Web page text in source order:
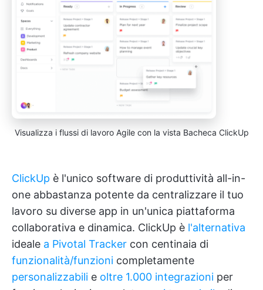
Visualizza i flussi di lavoro Agile con la vista Bacheca ClickUp
ClickUp è l'unico software di produttività all-in-
one abbastanza potente da centralizzare il tuo
lavoro su diverse app in un'unica piattaforma
collaborativa e dinamica. ClickUp è l'alternativa
ideale a Pivotal Tracker con centinaia di
funzionalità/funzioni completamente
personalizzabili e oltre 1.000 integrazioni per